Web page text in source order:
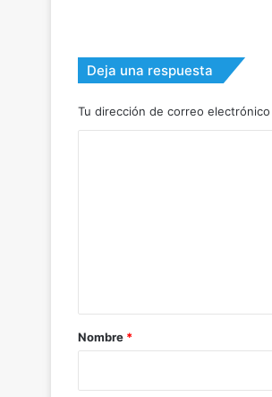
Deja una respuesta
Tu dirección de correo
r
Nombre *